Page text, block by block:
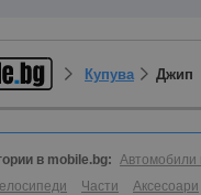
Купува Джип
в mobile.bg: Автомобили
Части Аксесоари